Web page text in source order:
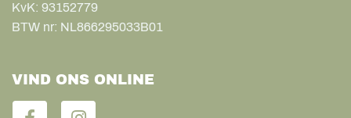
KvK: 93152779
BTW nr: NL866295033B01
VIND ONS ONLINE